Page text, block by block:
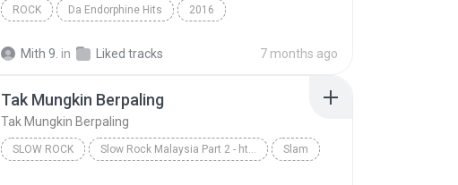
ROCK Da Endorphine Hits 2016
Mith 9. in Liked tracks 7 months ago
Tak Mungkin Berpaling
Tak Mungkin Berpaling
SLOW ROCK Slow Rock Malaysia Part 2 - http://idws.in/310179 Slam